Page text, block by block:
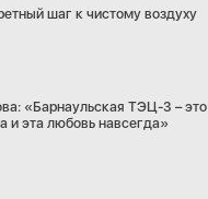
шаг к чистому воздуху
«Барнаульская ТЭЦ-3 – это
и эта любовь навсегда»